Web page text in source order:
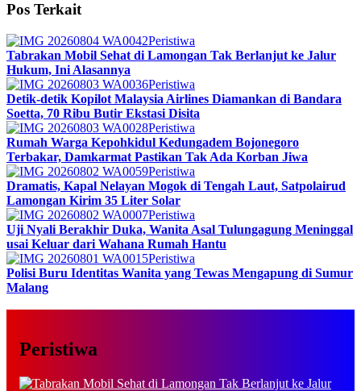
Pos Terkait
Peristiwa
Tabrakan Mobil Sehat di Lamongan Tak Berlanjut ke Jalur
Hukum, Ini Alasannya
Peristiwa
Detik-detik Kopilot Malaysia Airlines Diamankan di Bandara
Soetta, 70 Ribu Butir Ekstasi Disita
Peristiwa
Rumah Warga Kepohkidul Kedungadem Bojonegoro
Terbakar, Damkarmat Pastikan Tak Ada Korban Jiwa
Peristiwa
Dramatis, Kapal Nelayan Mogok di Tengah Laut, Satpolairud
Lamongan Kirim 35 Liter Solar
Peristiwa
Uji Nyali Berakhir Duka, Wanita Asal Tulungagung Meninggal
usai Keluar dari Wahana Rumah Hantu
Peristiwa
Polisi Buru Identitas Wanita yang Tewas Mengapung di Sumur
Malang
Peristiwa